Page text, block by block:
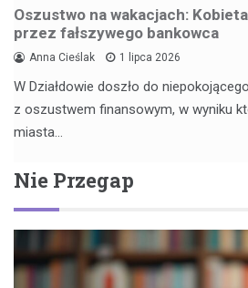
Oszustwo na wakacjach:
przez fałszywego bankowca
Anna Cieślak 1 lipca 2026
W Działdowie doszło do
z oszustwem finansowym, w wyniku
miasta…
Nie Przegap